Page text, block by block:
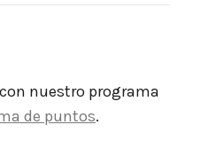
nuestro programa
de puntos.